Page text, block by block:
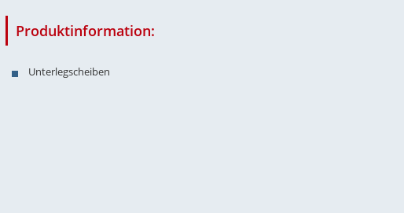
Produktinformation:
Unterlegscheiben